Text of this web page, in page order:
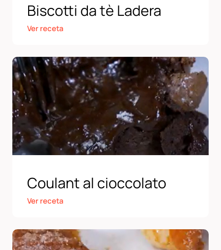
Biscotti da tè Ladera
Ver receta
Coulant al cioccolato
Ver receta